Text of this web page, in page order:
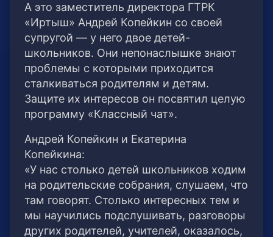
А это заместитель директора ГТРК
«Иртыш» Андрей Копейкин со своей
супругой — у него двое детей-
школьников. Они непонаслышке знают
проблемы с которыми приходится
сталкиваться родителям и детям.
Защите их интересов он посвятил целую
программу «Классный чат».
Андрей Копейкин и Екатерина
Копейкина:
«У нас столько детей школьников ходим
на родительские собрания, слушаем, что
там говорят. Столько интересных тем и
мы научились подслушивать, разговоры
других родителей, учителей, оказалось,